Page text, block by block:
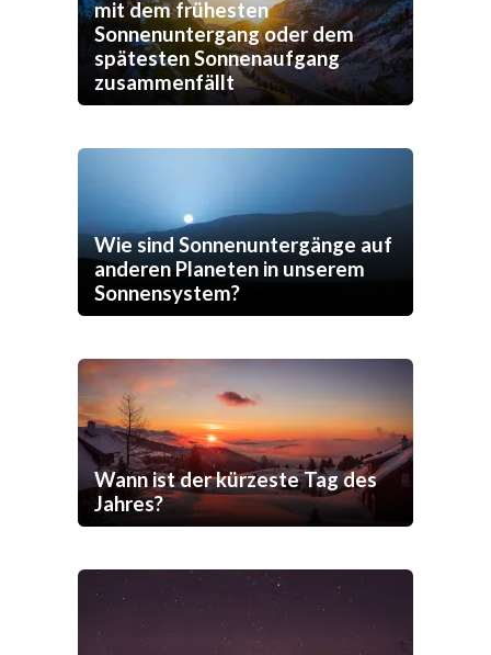
mit dem frühesten
Sonnenuntergang oder dem
spätesten Sonnenaufgang
zusammenfällt
Wie sind Sonnenuntergänge auf
anderen Planeten in unserem
Sonnensystem?
Wann ist der kürzeste Tag des
Jahres?